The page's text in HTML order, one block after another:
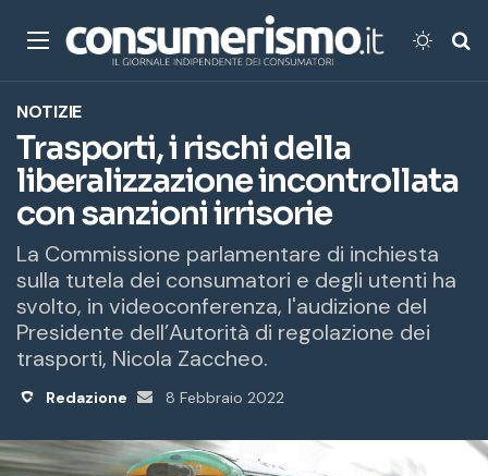
Menu
NOTIZIE
Trasporti, i rischi della
liberalizzazione incontrollata
con sanzioni irrisorie
La Commissione parlamentare di inchiesta
sulla tutela dei consumatori e degli utenti ha
svolto, in videoconferenza, l'audizione del
Presidente dell’Autorità di regolazione dei
trasporti, Nicola Zaccheo.
Redazione
Invia
8 Febbraio 2022